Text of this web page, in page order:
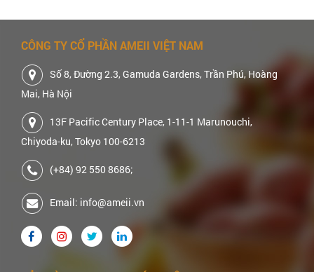
CÔNG TY CỔ PHẦN AMEII VIỆT NAM
Số 8, Đường 2.3, Gamuda Gardens, Trần Phú, Hoàng
Mai, Hà Nội
13F Pacific Century Place, 1-11-1 Marunouchi,
Chiyoda-ku, Tokyo 100-6213
(+84) 92 550 8686;
Email: info@ameii.vn